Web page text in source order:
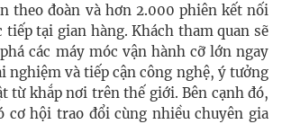
theo đoàn và hơn 2.000 phiên kết nối
tiếp tại gian hàng. Khách tham quan sẽ
các máy móc vận hành cỡ lớn ngay
và tiếp cận công nghệ, ý tưởng
từ khắp nơi trên thế giới. Bên cạnh đó,
cơ hội trao đổi cùng nhiều chuyên gia